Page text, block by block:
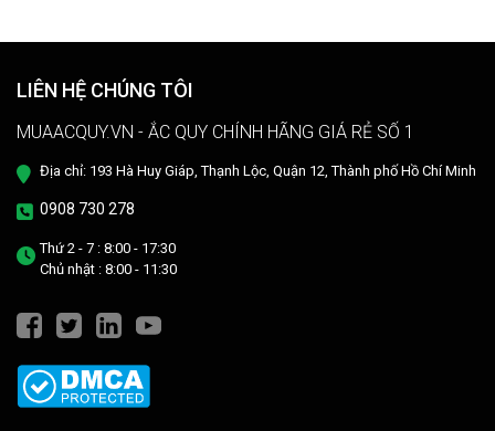
LIÊN HỆ CHÚNG TÔI
MUAACQUY.VN - ẮC QUY CHÍNH HÃNG GIÁ RẺ SỐ 1
Địa chỉ: 193 Hà Huy Giáp, Thạnh Lộc, Quận 12, Thành phố Hồ Chí Minh
0908 730 278
Thứ 2 - 7 : 8:00 - 17:30
Chủ nhật : 8:00 - 11:30